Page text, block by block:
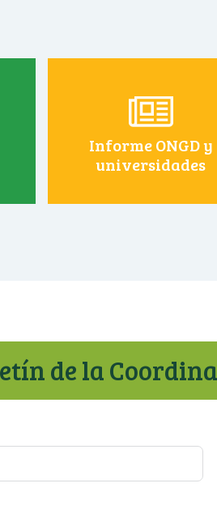
Informe ONGD y
universidades
de la